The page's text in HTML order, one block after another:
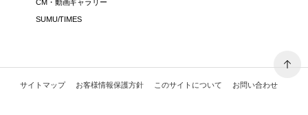
CM・動画ギャラリー
SUMU/TIMES
サイトマップ お客様情報保護方針 このサイトについて お問い合わせ